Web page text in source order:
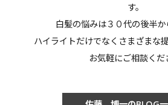
す。
白髪の悩みは３０代の後半か
ハイライトだけでなくさまざまな
お気軽にご相談くだ